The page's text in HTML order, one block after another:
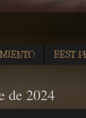
BEST
de 2024